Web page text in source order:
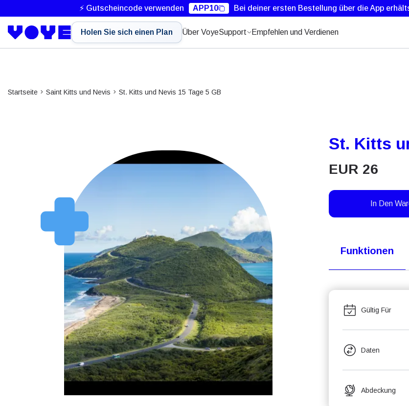
⚡ Gutscheincode verwenden APP10 Bei deiner ersten Bestellung über die App
Holen Sie sich einen Plan Über VoyeSupport Empfehlen und Verdienen
Startseite Saint Kitts und Nevis St. Kitts und Nevis 15 Tage 5 GB
St. Kitts
EUR 26
In Den
Funktionen
Gültig Für
Daten
Abdeckung